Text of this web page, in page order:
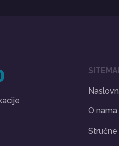
O nama
Stručne